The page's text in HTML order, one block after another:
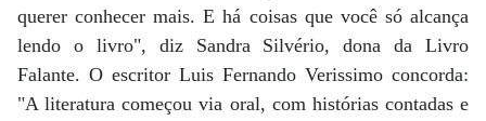
querer conhecer mais. E há coisas que você só alcança
lendo o livro", diz Sandra Silvério, dona da Livro
Falante. O escritor Luis Fernando Verissimo concorda:
"A literatura começou via oral, com histórias contadas e